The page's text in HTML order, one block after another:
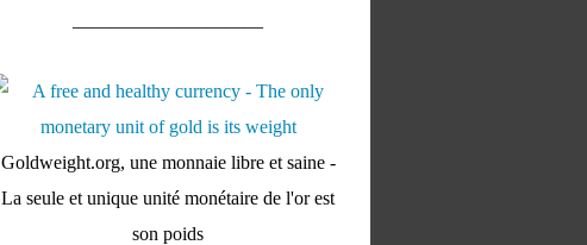
Goldweight.org, une monnaie libre et saine -
La seule et unique unité monétaire de l'or est
son poids